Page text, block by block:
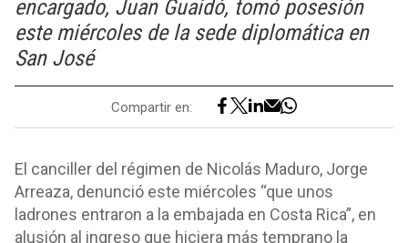
encargado, Juan Guaidó, tomó posesión
este miércoles de la sede diplomática en
San José
Compartir en:
El canciller del régimen de Nicolás Maduro, Jorge
Arreaza, denunció este miércoles “que unos
ladrones entraron a la embajada en Costa Rica”, en
alusión al ingreso que hiciera más temprano la